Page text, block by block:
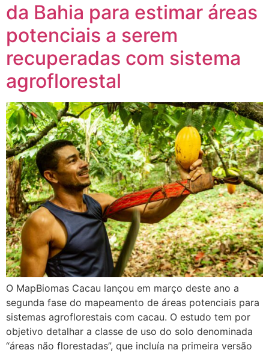
da Bahia para estimar áreas
potenciais a serem
recuperadas com sistema
agroflorestal
O MapBiomas Cacau lançou em março deste ano a
segunda fase do mapeamento de áreas potenciais para
sistemas agroflorestais com cacau. O estudo tem por
objetivo detalhar a classe de uso do solo denominada
“áreas não florestadas”, que incluía na primeira versão